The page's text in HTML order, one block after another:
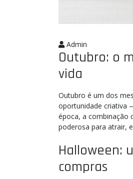
Admin
Outubro: o
vida
Outubro é um dos
oportunidade criativa
época, a combinação
poderosa para atrair,
Halloween:
compras